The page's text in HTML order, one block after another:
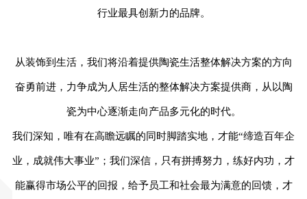
行业最具创新力的品牌。
从装饰到生活，我们将沿着提供陶瓷生活整体解决方案的方向
奋勇前进，力争成为人居生活的整体解决方案提供商，从以陶
瓷为中心逐渐走向产品多元化的时代。
我们深知，唯有在高瞻远瞩的同时脚踏实地，才能“缔造百年企
业，成就伟大事业”；我们深信，只有拼搏努力，练好内功，才
能赢得市场公平的回报，给予员工和社会最为满意的回馈，才